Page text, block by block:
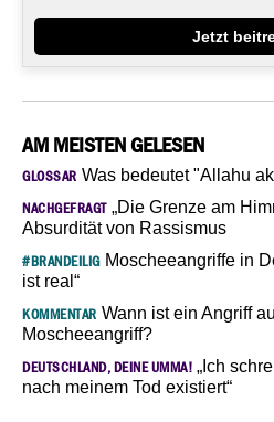
Jetzt
AM MEISTEN GELESEN
GLOSSAR Was bedeutet "Allahu
NACHGEFRAGT„Die Grenze am
Absurdität von Rassismus
#BRANDEILIGMoscheeangriffe in
ist real“
KOMMENTAR Wann ist ein Angriff
Moscheeangriff?
DEUTSCHLAND, DEINE UMMA! „Ich
nach meinem Tod existiert“